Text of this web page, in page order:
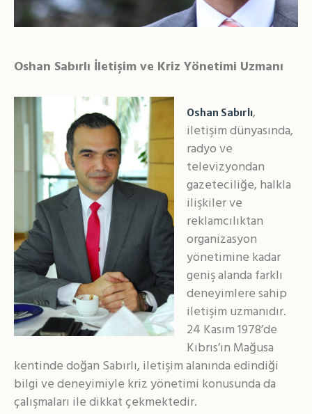
Oshan Sabırlı İletişim ve Kriz Yönetimi Uzmanı
Oshan Sabırlı,
iletişim dünyasında,
radyo ve
televizyondan
gazeteciliğe, halkla
ilişkiler ve
reklamcılıktan
organizasyon
yönetimine kadar
geniş alanda farklı
deneyimlere sahip
iletişim uzmanıdır.
24 Kasım 1978’de
Kıbrıs’ın Mağusa
kentinde doğan Sabırlı, iletişim alanında edindiği
bilgi ve deneyimiyle kriz yönetimi konusunda da
çalışmaları ile dikkat çekmektedir.